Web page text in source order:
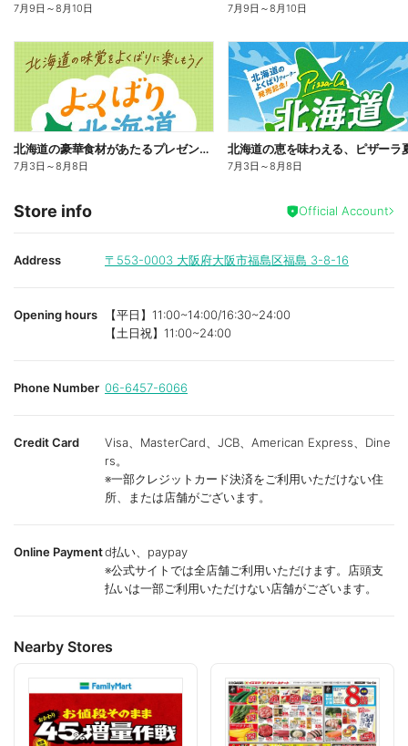
7月9日 ～8月10日 7月9日 ～8月10日
北海道の豪華食材があたるプレゼントキャンペーン
7月3日 ～8月8日 7月3日 ～8月8日
Store info Official Account
Address 〒553-0003 大阪府大阪市福島区福島 3-8-16
Opening hours
【平日】11:00~14:00/16:30~24:00
【土日祝】11:00~24:00
Phone Number 06-6457-6066
Credit Card
Visa、MasterCard、JCB、American Express、Dine
rs。
※一部クレジットカード決済をご利用いただけない住
所、または店舗がございます。
Online Paymentd払い、paypay
※公式サイトでは全店舗ご利用いただけます。店頭支
払いは一部ご利用いただけない店舗がございます。
Nearby Stores